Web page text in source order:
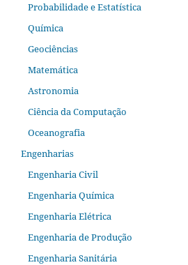
Probabilidade e Estatística
Química
Geociências
Matemática
Astronomia
Ciência da Computação
Oceanografia
Engenharias
Engenharia Civil
Engenharia Química
Engenharia Elétrica
Engenharia de Produção
Engenharia Sanitária